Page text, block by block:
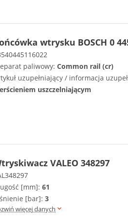
wtrysku BOSCH 0
paliwowy: Common rail (cr)
uzupełniający / informacja
uszczelniającym
VALEO 348297
[mm]: 61
[bar]: 3
więcej danych